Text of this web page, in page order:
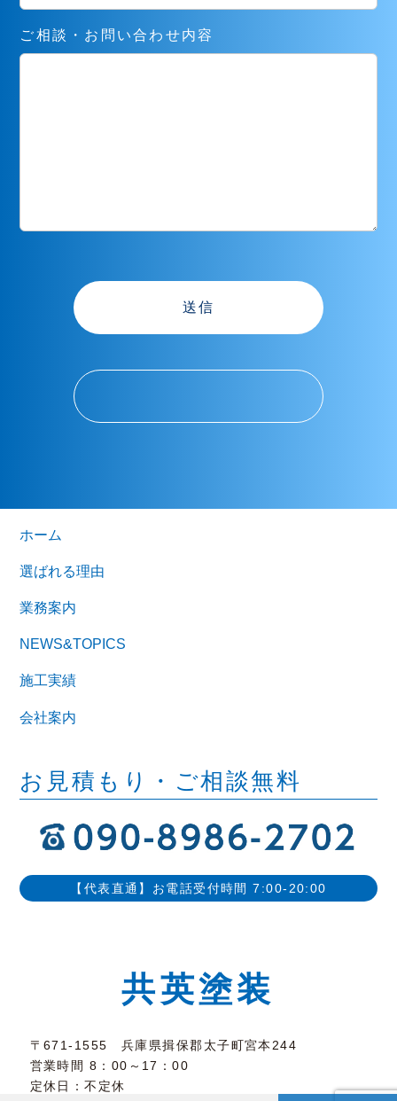
ご相談・お問い合わせ内容
ホーム
選ばれる理由
業務案内
NEWS&TOPICS
施工実績
会社案内
お見積もり・ご相談無料
【代表直通】お電話受付時間 7:00-20:00
共英塗装
〒671-1555 兵庫県揖保郡太子町宮本244
営業時間 8：00～17：00
定休日：不定休